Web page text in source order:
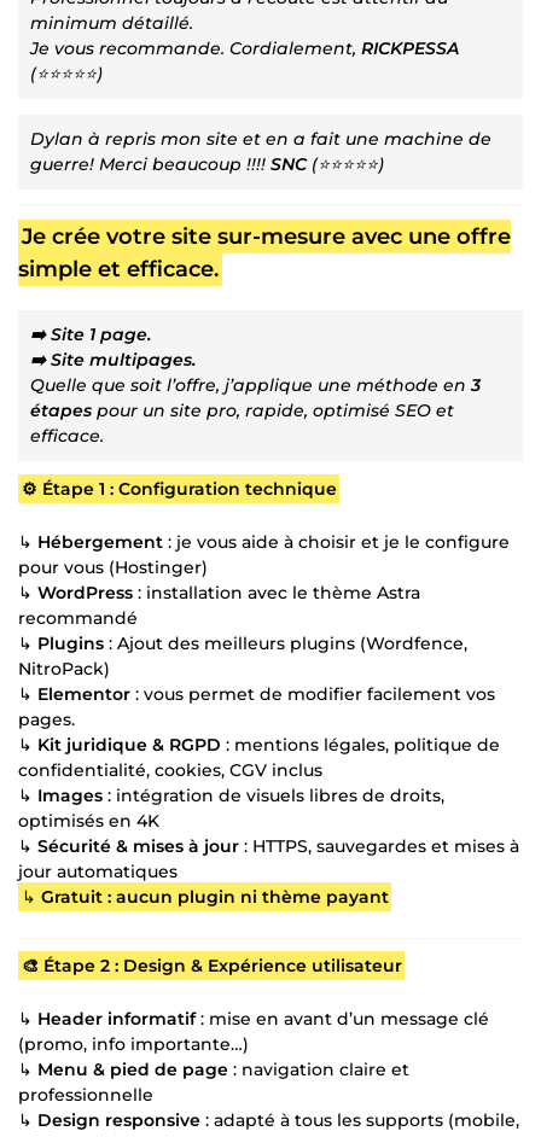
minimum détaillé.
Je vous recommande. Cordialement, RICKPESSA
(⭐⭐⭐⭐⭐)
Dylan à repris mon site et en a fait une machine de
guerre! Merci beaucoup !!!! SNC(⭐⭐⭐⭐⭐)
Je crée votre site sur-mesure avec une offre
simple et efficace.
➡️ Site 1 page.
➡️ Site multipages.
Quelle que soit l’offre, j’applique une méthode en3
étapes pour un site pro, rapide, optimisé SEO et
efficace.
⚙️ Étape 1 : Configuration technique
↳ Hébergement : je vous aide à choisir et je le configure
pour vous (Hostinger)
↳ WordPress : installation avec le thème Astra
recommandé
↳ Plugins : Ajout des meilleurs plugins (Wordfence,
NitroPack)
↳ Elementor : vous permet de modifier facilement vos
pages.
↳ Kit juridique & RGPD : mentions légales, politique de
confidentialité, cookies, CGV inclus
↳ Images : intégration de visuels libres de droits,
optimisés en 4K
↳ Sécurité & mises à jour : HTTPS, sauvegardes et mises à
jour automatiques
↳ Gratuit : aucun plugin ni thème payant
🎨 Étape 2 : Design & Expérience utilisateur
↳ Header informatif: mise en avant d’un message clé
(promo, info importante…)
↳ Menu & pied de page : navigation claire et
professionnelle
↳ Design responsive : adapté à tous les supports (mobile,